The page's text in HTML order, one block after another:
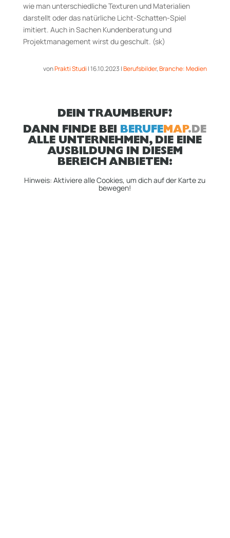
wie man unterschiedliche Texturen und Materialien
darstellt oder das natürliche Licht-Schatten-Spiel
imitiert. Auch in Sachen Kundenberatung und
Projektmanagement wirst du geschult. (sk)
vonPrakti Studi |16.10.2023 |Berufsbilder,Branche: Medien
DEIN TRAUMBERUF?
DANN FINDE BEI BERUFEMAP.DE
ALLE UNTERNEHMEN, DIE EINE
AUSBILDUNG IN DIESEM
BEREICH ANBIETEN:
Hinweis: Aktiviere alle Cookies, um dich auf der Karte zu
bewegen!